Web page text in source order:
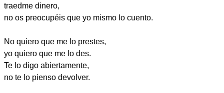
traedme dinero,
no os preocupéis que yo mismo lo cuento.
No quiero que me lo prestes,
yo quiero que me lo des.
Te lo digo abiertamente,
no te lo pienso devolver.